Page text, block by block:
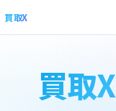
買取X
買取X